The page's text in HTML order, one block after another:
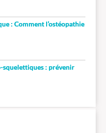
: Comment l’ostéopathie
squelettiques : prévenir